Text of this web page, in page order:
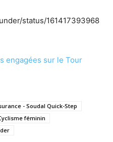
status/161417393968
engagées sur le Tour
- Soudal Quick-Step
féminin